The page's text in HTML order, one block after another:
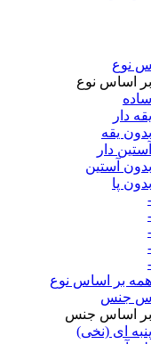
نوع
بر اساس نوع
ساده
یقه دار
بدون یقه
آستین دار
بدون آستین
بدون پا
-
-
-
-
-
همه بر اساس نوع
جنس
بر اساس جنس
پنبه ای (نخی)